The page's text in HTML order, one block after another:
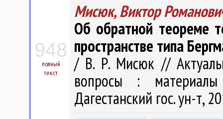
948
полный
текст
Мисюк, Виктор
Об обратной теореме
пространстве типа
/ В. Р. Мисюк //
вопросы :
Дагестанский гос. ун-т,